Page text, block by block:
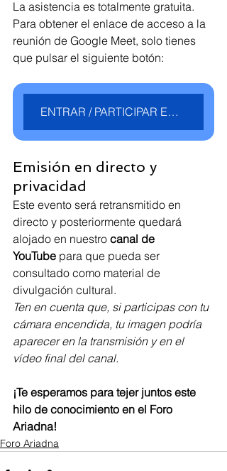
La asistencia es totalmente gratuita.
Para obtener el enlace de acceso a la
reunión de Google Meet, solo tienes
que pulsar el siguiente botón:
ENTRAR / PARTICIPAR EN EL FORO
Emisión en directo y
privacidad
Este evento será retransmitido en
directo y posteriormente quedará
alojado en nuestro canal de
YouTube para que pueda ser
consultado como material de
divulgación cultural.
Ten en cuenta que, si participas con tu
cámara encendida, tu imagen podría
aparecer en la transmisión y en el
vídeo final del canal.
¡Te esperamos para tejer juntos este
hilo de conocimiento en el Foro
Ariadna!
Foro Ariadna